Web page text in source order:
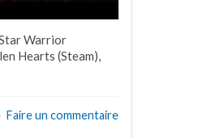
Warrior
Hearts (Steam),
Faire un commentaire